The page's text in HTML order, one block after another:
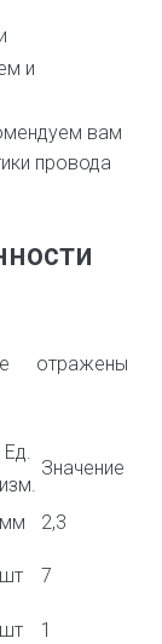
и
вам
провода
отражены
Ед.
изм.
Значение
мм
2,3
шт 7
шт
1